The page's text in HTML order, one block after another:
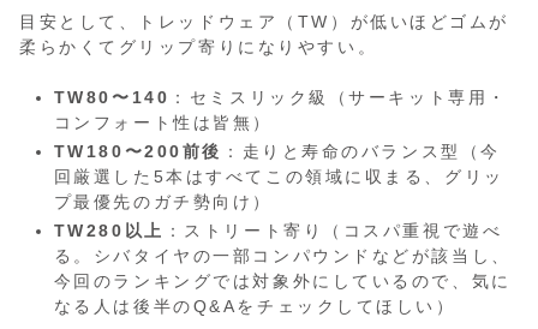
目安として、トレッドウェア（TW）が低いほどゴムが
柔らかくてグリップ寄りになりやすい。
TW80〜140 ：セミスリック級（サーキット専用・
コンフォート性は皆無）
TW180〜200前後 ：走りと寿命のバランス型（今
回厳選した5本はすべてこの領域に収まる、グリッ
プ最優先のガチ勢向け）
TW280以上
：ストリート寄り（コスパ重視で遊べ
る。シバタイヤの一部コンパウンドなどが該当し、
今回のランキングでは対象外にしているので、気に
なる人は後半のQ&Aをチェックしてほしい）